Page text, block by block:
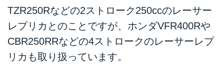
TZR250Rなどの2ストローク250ccのレーサー
レプリカとのことですが、ホンダVFR400Rや
CBR250RRなどの4ストロークのレーサーレプ
リカも取り扱っています。